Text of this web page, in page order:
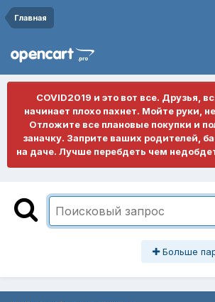
Главная
COVID2019 и это вот все. Друзья,
начинает плохо пахнет. Мойте руки,
Отложите все плановые покупки и
заначку. Заприте ваших родителей,
на даче. Лучше перебдеть чем
Больше